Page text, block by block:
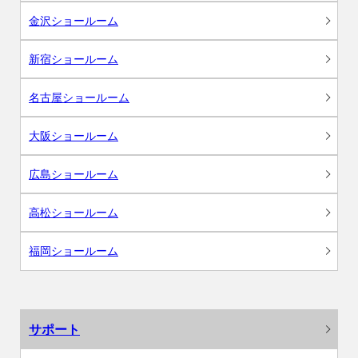
金沢ショールーム
新宿ショールーム
名古屋ショールーム
大阪ショールーム
広島ショールーム
高松ショールーム
福岡ショールーム
サポート